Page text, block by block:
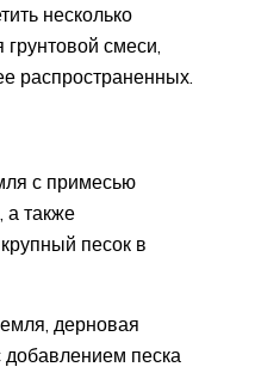
несколько
смеси,
распространенных.
с примесью
а также
песок в
дерновая
добавлением песка